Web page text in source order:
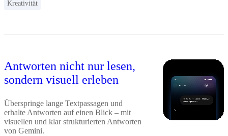
Kreativität
Antworten nicht nur lesen,
sondern visuell erleben
Überspringe lange Textpassagen und
erhalte Antworten auf einen Blick – mit
visuellen und klar strukturierten Antworten
von Gemini.